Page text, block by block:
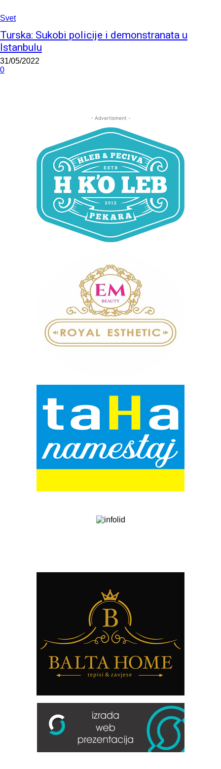
Svet
Turska: Sukobi policije i demonstranata u
Istanbulu
31/05/2022
0
- Advertisment -